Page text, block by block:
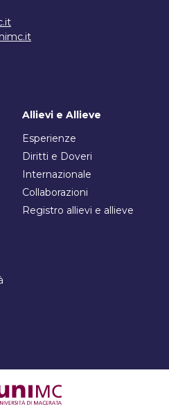
Allievi e Allieve
Esperienze
Diritti e Doveri
Internazionale
Collaborazioni
Registro allievi e allieve